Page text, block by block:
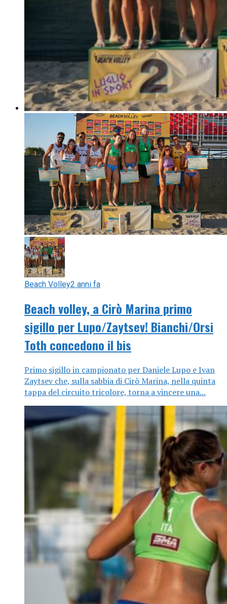
Beach Volley2 anni fa
Beach volley, a Cirò Marina primo
sigillo per Lupo/Zaytsev! Bianchi/Orsi
Toth concedono il bis
Primo sigillo in campionato per Daniele Lupo e Ivan
Zaytsev che, sulla sabbia di Cirò Marina, nella quinta
tappa del circuito tricolore, torna a vincere una...